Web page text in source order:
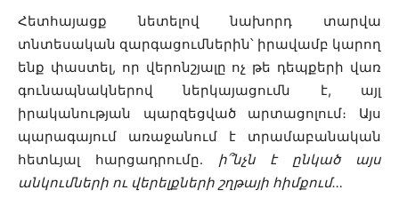
Հետհայացք նետելով նախորդ տարվա
տնտեսական զարգացումներին՝ իրավամբ կարող
ենք փաստել, որ վերոնշյալը ոչ թե դեպքերի վառ
գունապնակներով ներկայացումն է, այլ
իրականության պարզեցված արտացոլում։ Այս
պարագայում առաջանում է տրամաբանական
հետևյալ հարցադրումը. ի՞նչն է ընկած այս
անկումների ու վերելքների շղթայի հիմքում…